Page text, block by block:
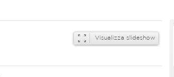
Visualizza slideshow